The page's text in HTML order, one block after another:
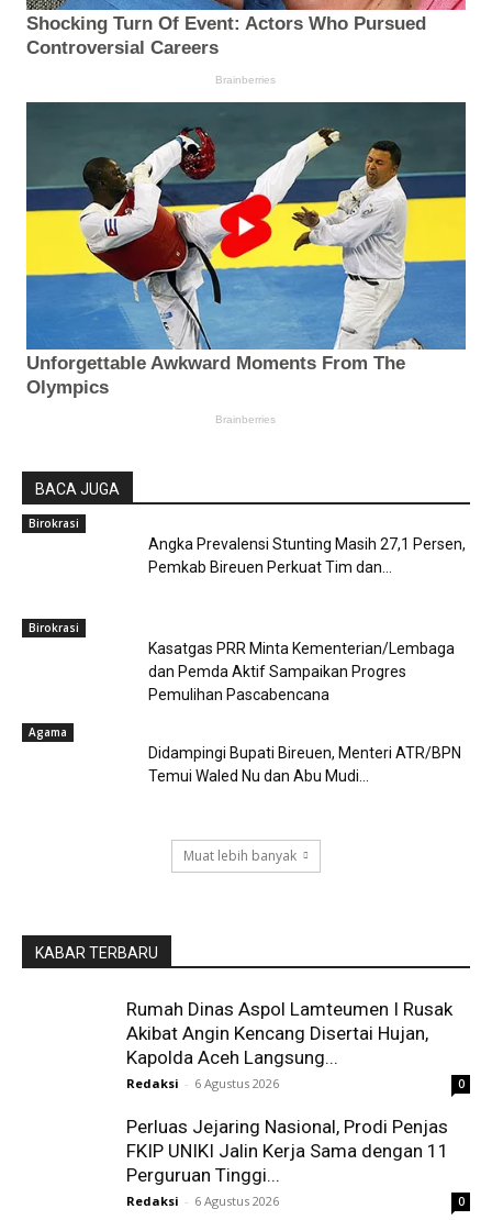
BACA JUGA
Birokrasi
Angka Prevalensi Stunting Masih 27,1 Persen,
Pemkab Bireuen Perkuat Tim dan...
Birokrasi
Kasatgas PRR Minta Kementerian/Lembaga
dan Pemda Aktif Sampaikan Progres
Pemulihan Pascabencana
Agama
Didampingi Bupati Bireuen, Menteri ATR/BPN
Temui Waled Nu dan Abu Mudi...
Muat lebih banyak
KABAR TERBARU
Rumah Dinas Aspol Lamteumen I Rusak
Akibat Angin Kencang Disertai Hujan,
Kapolda Aceh Langsung...
Redaksi - 6 Agustus 2026 0
Perluas Jejaring Nasional, Prodi Penjas
FKIP UNIKI Jalin Kerja Sama dengan 11
Perguruan Tinggi...
Redaksi - 6 Agustus 2026 0